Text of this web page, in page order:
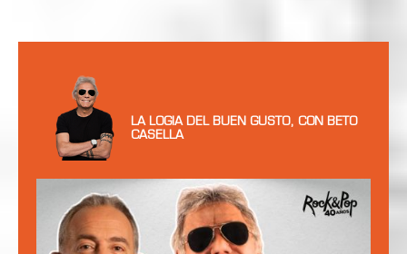
LA LOGIA DEL BUEN GUSTO, CON BETO
CASELLA